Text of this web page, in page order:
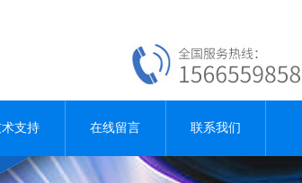
支持 在线留言 联系我们